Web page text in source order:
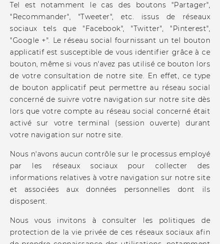
Tel est notamment le cas des boutons "Partager",
"Recommander", "Tweeter", etc. issus de réseaux
sociaux tels que "Facebook", "Twitter", "Pinterest",
"Google +". Le réseau social fournissant un tel bouton
applicatif est susceptible de vous identifier grâce à ce
bouton, même si vous n'avez pas utilisé ce bouton lors
de votre consultation de notre site. En effet, ce type
de bouton applicatif peut permettre au réseau social
concerné de suivre votre navigation sur notre site dès
lors que votre compte au réseau social concerné était
activé sur votre terminal (session ouverte) durant
votre navigation sur notre site.
Nous n'avons aucun contrôle sur le processus employé
par les réseaux sociaux pour collecter des
informations relatives à votre navigation sur notre site
et associées aux données personnelles dont ils
disposent.
Nous vous invitons à consulter les politiques de
protection de la vie privée de ces réseaux sociaux afin